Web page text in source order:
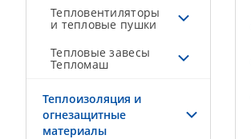
Тепловентиляторы
и тепловые пушки
Тепловые завесы
Тепломаш
Теплоизоляция и
огнезащитные
материалы